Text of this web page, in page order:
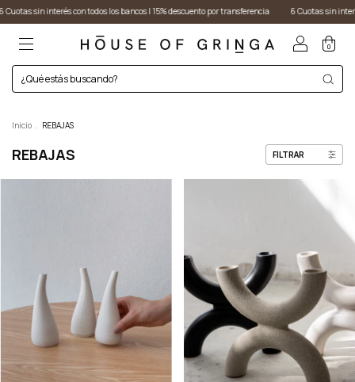
bancos I 15% descuento por transferencia 6 Cuotas sin interés con todos los bancos I
0
Inicio . REBAJAS
REBAJAS FILTRAR